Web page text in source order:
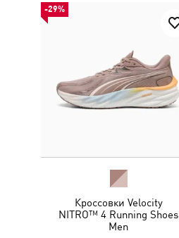
-29%
Кроссовки Velocity
NITRO™ 4 Running Shoes
Men